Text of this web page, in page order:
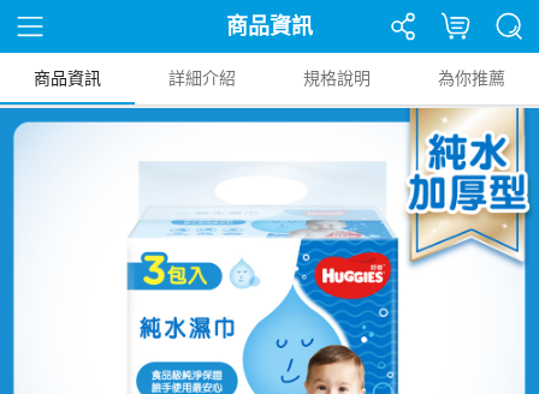
商品資訊
商品資訊 詳細介紹 規格說明 為你推薦